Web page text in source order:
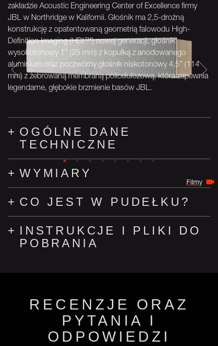
Filmy
zakładzie Acoustic Engineering Center of Excellence firmy
JBL w Northridge w Kalifornii. Głośnik ma 2,5-drożną
konstrukcję z opatentowaną geometrią falowodu High-
Definition Imaging (HDI™) nowej generacji, głośnik
wysokotonowy 1” (25 mm) z kopułką z anodowanego
aluminium oraz poczwórny głośnik niskotonowy 4,5” (114
mm) z żebrowaną membraną policelulozową, która zapewnia
legendarne, głębokie brzmienie basów JBL.
OGÓLNE DANE
TECHNICZNE
WYMIARY
CO JEST W PUDEŁKU?
INSTRUKCJE I PLIKI DO
POBRANIA
RECENZJE ORAZ
PYTANIA I
ODPOWIEDZI